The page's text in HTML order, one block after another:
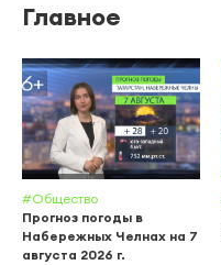
Главное
#Общество
Прогноз погоды в
Набережных Челнах на 7
августа 2026 г.